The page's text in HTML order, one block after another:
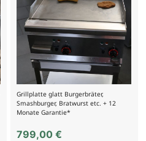
Grillplatte glatt Burgerbräter,
Smashburger, Bratwurst etc. + 12
Monate Garantie*
799,00€